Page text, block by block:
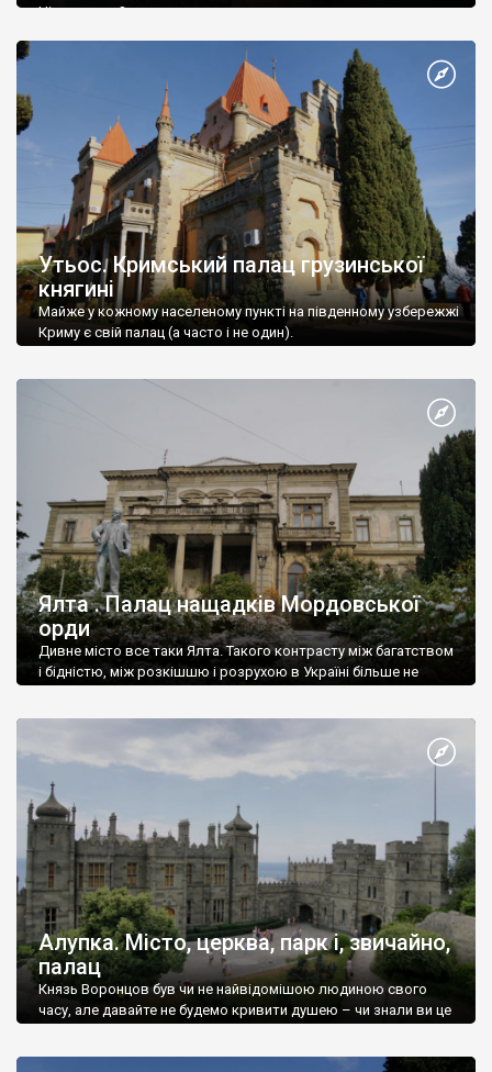
Ніжин греки?
Утьос. Кримський палац грузинської
княгині
Майже у кожному населеному пункті на південному узбережжі
Криму є свій палац (а часто і не один).
Ялта . Палац нащадків Мордовської
орди
Дивне місто все таки Ялта. Такого контрасту між багатством
і бідністю, між розкішшю і розрухою в Україні більше не
Алупка. Місто, церква, парк і, звичайно,
палац
Князь Воронцов був чи не найвідомішою людиною свого
часу, але давайте не будемо кривити душею – чи знали ви це